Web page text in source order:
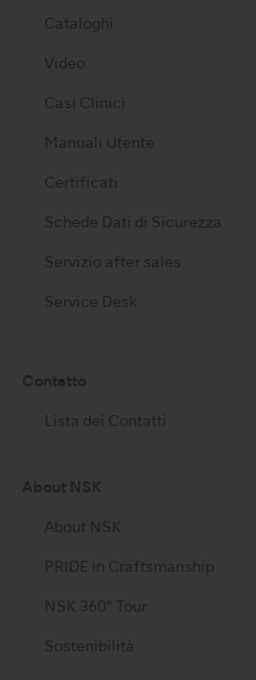
Cataloghi
Video
Casi Clinici
Manuali Utente
Certificati
Schede Dati di Sicurezza
Servizio after sales
Service Desk
Contatto
Lista dei Contatti
About NSK
About NSK
PRIDE in Craftsmanship
NSK 360° Tour
Sostenibilità